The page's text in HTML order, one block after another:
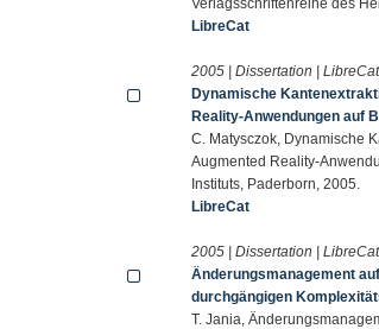
LibreCat
2005 | Dissertation |
Dynamische
Reality-Anwendungen auf
C. Matysczok, Dynamische
Augmented Reality-
Instituts, Paderborn, 2005.
LibreCat
2005 | Dissertation |
Änderungsmanagement
durchgängigen
T. Jania,